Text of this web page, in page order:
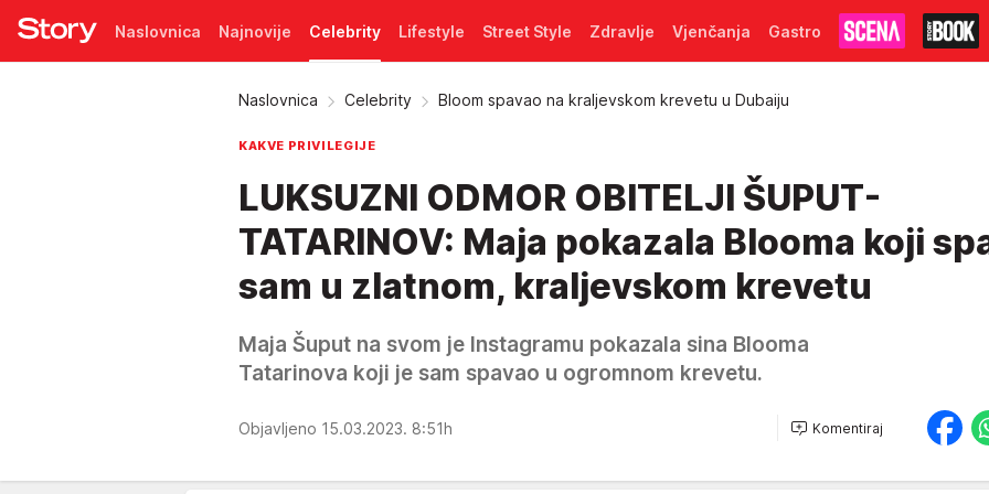
Naslovnica Najnovije Celebrity Lifestyle Street Style Zdravlje Vjenčanja Gastro
Naslovnica Celebrity Bloom spavao na kraljevskom krevetu u Dubaiju
KAKVE PRIVILEGIJE
LUKSUZNI ODMOR OBITELJI ŠUPUT-
TATARINOV: Maja pokazala Blooma koji
sam u zlatnom, kraljevskom krevetu
Maja Šuput na svom je Instagramu pokazala sina Blooma
Tatarinova koji je sam spavao u ogromnom krevetu.
Objavljeno 15.03.2023. 8:51h Komentiraj